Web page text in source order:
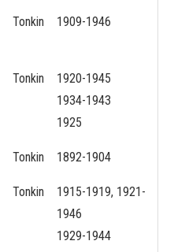
Tonkin 1909-1946
Tonkin
1920-1945
1934-1943
1925
Tonkin 1892-1904
Tonkin
1915-1919, 1921-
1946
1929-1944